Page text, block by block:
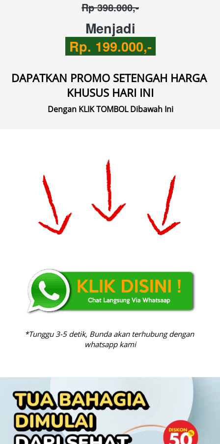
Rp 398.000,-
Menjadi
Rp. 199.000,-
DAPATKAN PROMO SETENGAH HARGA
KHUSUS HARI INI
Dengan KLIK TOMBOL Dibawah Ini
*Tunggu 3-5 detik, Bunda akan terhubung dengan
whatsapp kami